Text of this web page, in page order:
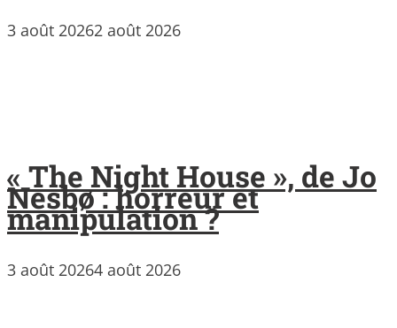
3 août 20262 août 2026
« The Night House », de Jo
Nesbø : horreur et
manipulation ?
3 août 20264 août 2026